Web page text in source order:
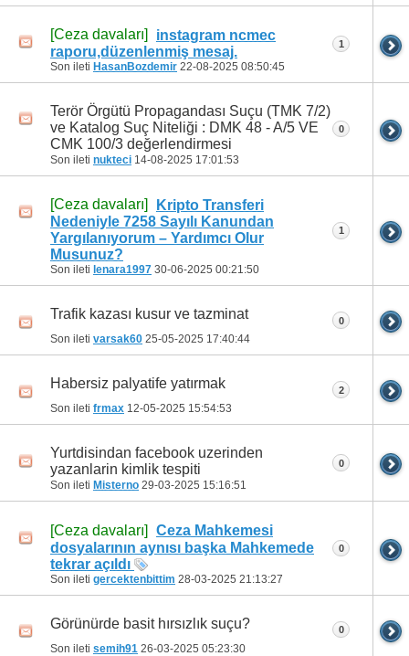
[Ceza davaları]
instagram ncmec
raporu,düzenlenmiş mesaj.
Son ileti HasanBozdemir 22-08-2025 08:50:45
1
Terör Örgütü Propagandası Suçu (TMK 7/2)
ve Katalog Suç Niteliği : DMK 48 - A/5 VE
CMK 100/3 değerlendirmesi
Son ileti nukteci 14-08-2025 17:01:53
0
[Ceza davaları]
Kripto Transferi
Nedeniyle 7258 Sayılı Kanundan
Yargılanıyorum – Yardımcı Olur
Musunuz?
Son ileti lenara1997 30-06-2025 00:21:50
1
Trafik kazası kusur ve tazminat
Son ileti varsak60 25-05-2025 17:40:44
0
Habersiz palyatife yatırmak
Son ileti frmax 12-05-2025 15:54:53
2
Yurtdisindan facebook uzerinden
yazanlarin kimlik tespiti
Son ileti Misterno 29-03-2025 15:16:51
0
[Ceza davaları]
Ceza Mahkemesi
dosyalarının aynısı başka Mahkemede
tekrar açıldı
Son ileti gercektenbittim 28-03-2025 21:13:27
0
Görünürde basit hırsızlık suçu?
Son ileti semih91 26-03-2025 05:23:30
0